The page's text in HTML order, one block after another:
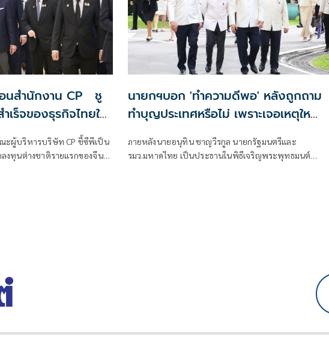
นสำนักงาน CP ชู
เร็จของธุรกิจไทยใน
ะผู้บริหารบริษัท CP ชี้ซีพีเป็น
งทุนต่างชาติรายแรกของจีน
นายกฯบอก 'ทำความดีพอ' หลังถูกถาม
ทำบุญประเทศหรือไม่ เพราะเจอเหตุใหญ่
ภายหลังนายอนุทิน ชาญวีรกูล นายกรัฐมนตรีและ
รมว.มหาดไทย เป็นประธานในพิธีเจริญพระพุทธมนต์